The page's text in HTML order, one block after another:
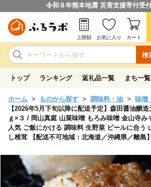
令和８年熊本地震 災害支援寄付受
検
上限額 お気に入り カート
トップ ランキング 返礼品一覧 まち一覧
ホーム ものから探す 調味料・油
味噌
【2026年5月下旬以降に配送予定】森田醤油醸
ｇ×３ / 岡山真庭 山菜味噌 もろみ味噌 金山寺み
人気 ご飯にかける 調味料 生野菜 ビールに合う
し椎茸 【配送不可地域：北海道／沖縄県／離島